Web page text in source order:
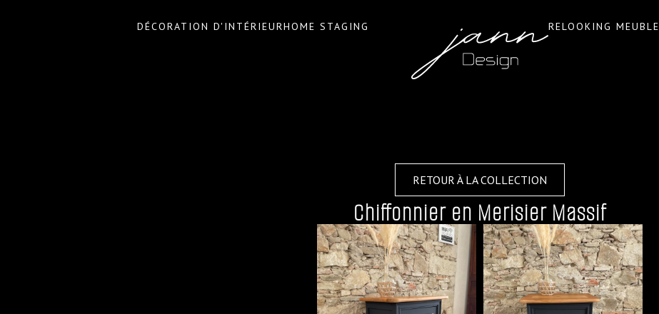
DÉCORATION D'INTÉRIEURHOME STAGING RELOOKING MEUBLE
RETOUR À LA COLLECTION
Chiffonnier en Merisier Massif